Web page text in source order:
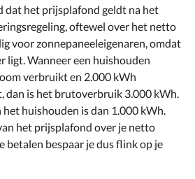
dat het prijsplafond geldt na het
oftewel over het netto
voor zonnepaneeleigenaren, omdat
ligt. Wanneer een huishouden
verbruikt en 2.000 kWh
dan is het brutoverbruik 3.000 kWh.
huishouden is dan 1.000 kWh.
het prijsplafond over je netto
bespaar je dus flink op je